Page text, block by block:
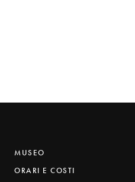
MUSEO
ORARI E COSTI